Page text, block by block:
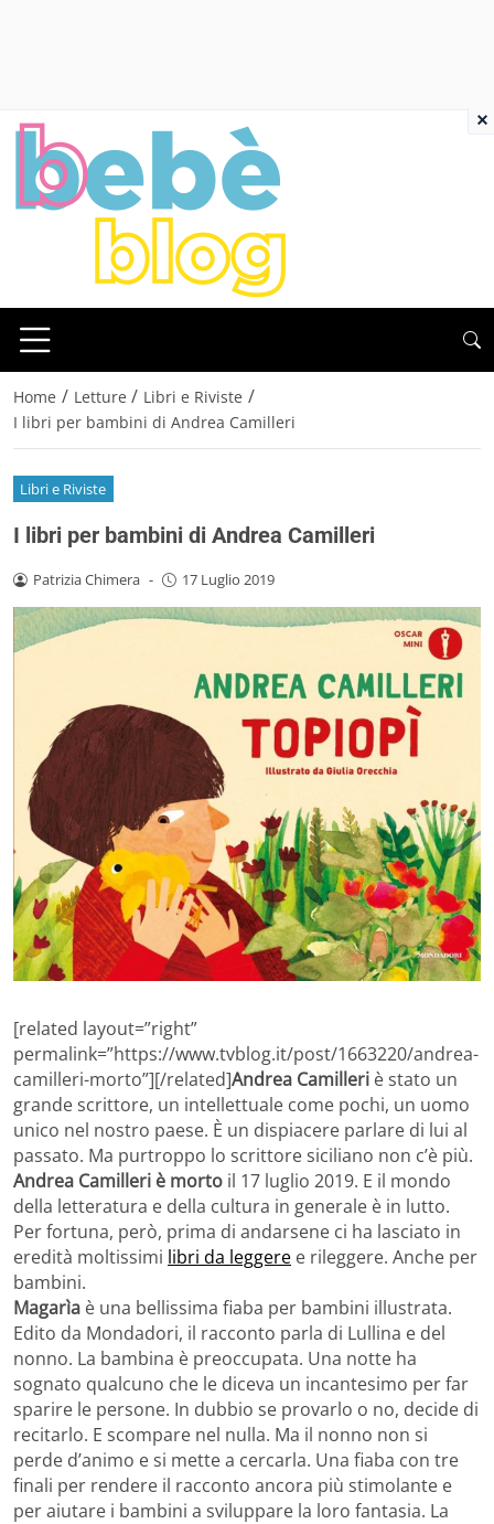
Home / Letture / Libri e Riviste /
I libri per bambini di Andrea Camilleri
Libri e Riviste
I libri per bambini di Andrea Camilleri
Patrizia Chimera - 17 Luglio 2019
[related layout=”right”
permalink=”https://www.tvblog.it/post/1663220/andrea-
camilleri-morto”][/related]Andrea Camilleri è stato un
grande scrittore, un intellettuale come pochi, un uomo
unico nel nostro paese. È un dispiacere parlare di lui al
passato. Ma purtroppo lo scrittore siciliano non c’è più.
Andrea Camilleri è morto il 17 luglio 2019. E il mondo
della letteratura e della cultura in generale è in lutto.
Per fortuna, però, prima di andarsene ci ha lasciato in
eredità moltissimi libri da leggere e rileggere. Anche per
bambini.
Magarìa è una bellissima fiaba per bambini illustrata.
Edito da Mondadori, il racconto parla di Lullina e del
nonno. La bambina è preoccupata. Una notte ha
sognato qualcuno che le diceva un incantesimo per far
sparire le persone. In dubbio se provarlo o no, decide di
recitarlo. E scompare nel nulla. Ma il nonno non si
perde d’animo e si mette a cercarla. Una fiaba con tre
finali per rendere il racconto ancora più stimolante e
per aiutare i bambini a sviluppare la loro fantasia. La
×